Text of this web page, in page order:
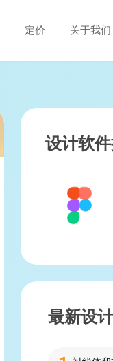
定价 关于我们
设计软
最新设